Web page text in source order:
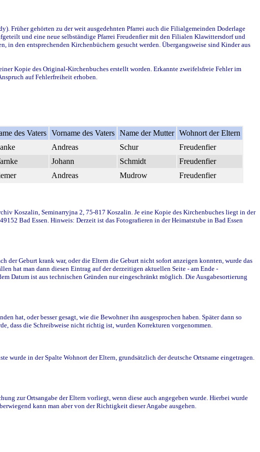
Früher gehörten zu der weit ausgedehnten Pfarrei auch die Filialgemeinden Doderlage
und eine neue selbständige Pfarrei Freudenfier mit den Filialen Klawittersdorf und
den entsprechenden Kirchenbüchern gesucht werden. Übergangsweise sind Kinder aus
Kopie des Original-Kirchenbuches erstellt worden. Erkannte zweifelsfreie Fehler im
auf Fehlerfreiheit erhoben.
des Vaters Vorname des Vaters Name der Mutter Wohnort der Eltern
Andreas Schur
Freudenfier
Johann Schmidt
Freudenfier
Andreas Mudrow Freudenfier
Koszalin, Seminarryjna 2, 75-817 Koszalin. Je eine Kopie des Kirchenbuches liegt in der
Bad Essen. Hinweis: Derzeit ist das Fotografieren in der Heimatstube in Bad Essen
der Geburt krank war, oder die Eltern die Geburt nicht sofort anzeigen konnten, wurde das
hat man dann diesen Eintrag auf der derzeitigen aktuellen Seite - am Ende -
Datum ist aus technischen Gründen nur eingeschränkt möglich. Die Ausgabesortierung
hat, oder besser gesagt, wie die Bewohner ihn ausgesprochen haben. Später dann so
dass die Schreibweise nicht richtig ist, wurden Korrekturen vorgenommen.
wurde in der Spalte Wohnort der Eltern, grundsätzlich der deutsche Ortsname eingetragen.
zur Ortsangabe der Eltern vorliegt, wenn diese auch angegeben wurde. Hierbei wurde
kann man aber von der Richtigkeit dieser Angabe ausgehen.